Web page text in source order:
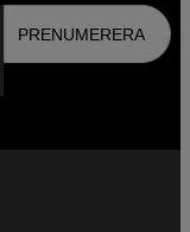
PRENUMERERA